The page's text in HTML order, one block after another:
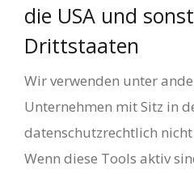
die USA und
Drittstaaten
Wir verwenden unter
Unternehmen mit Sitz in
datenschutzrechtlich
Wenn diese Tools aktiv